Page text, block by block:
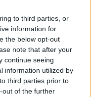
to third parties, or
information for
the below opt-out
note that after your
continue seeing
information utilized by
third parties prior to
out of the further
a juttatásokra a
törvény